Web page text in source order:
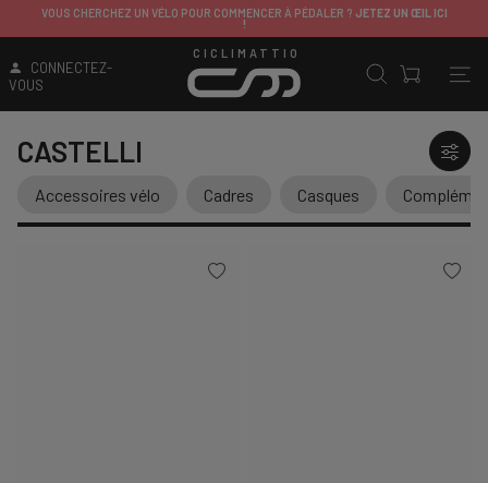
VOUS CHERCHEZ UN VÉLO POUR COMMENCER À PÉDALER ? JETEZ UN ŒIL ICI
!
CONNECTEZ-
VOUS
CICLIMATTIO
CASTELLI
Accessoires vélo Cadres Casques